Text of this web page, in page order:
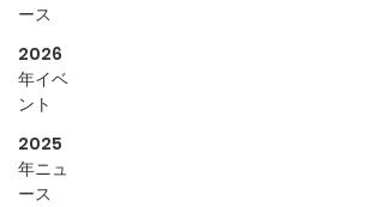
ース
2026
年イベ
ント
2025
年ニュ
ース